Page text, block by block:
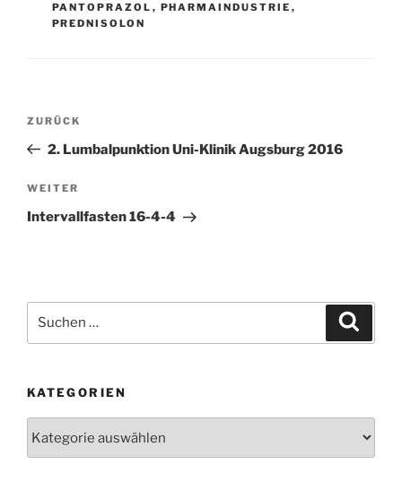
PANTOPRAZOL , PHARMAINDUSTRIE ,
PREDNISOLON
Beitragsnavigation
Vorheriger
Beitrag
ZURÜCK
2. Lumbalpunktion Uni-Klinik Augsburg 2016
Nächster
Beitrag
WEITER
Intervallfasten 16-4-4
nach:
KATEGORIEN